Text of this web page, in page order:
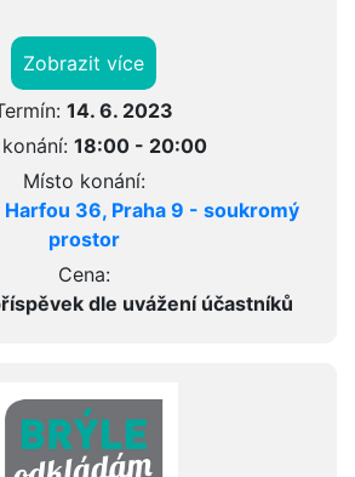
Zobrazit více
14. 6. 2023
18:00 - 20:00
Místo konání:
Harfou 36, Praha 9 - soukromý
prostor
Cena:
dle uvážení účastníků